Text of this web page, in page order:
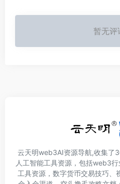
暂无评
云天明web3AI资源导航,收集了
人工智能工具资源，包括web3行
工具资源，数字货币交易技巧、